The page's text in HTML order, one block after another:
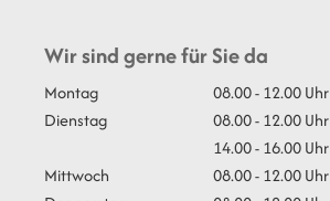
Wir sind gerne für Sie da
Montag
08.00 - 12.00 Uhr
Dienstag
08.00 - 12.00 Uhr
14.00 - 16.00 Uhr
Mittwoch
08.00 - 12.00 Uhr